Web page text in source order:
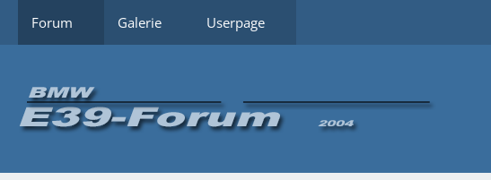
Forum Galerie Userpage